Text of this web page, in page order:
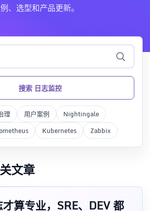
、选型和产品更新。
搜索 日志监控
理 用户案例
Nightingale
Kubernetes Zabbix
文章
算专业，SRE、DEV 都